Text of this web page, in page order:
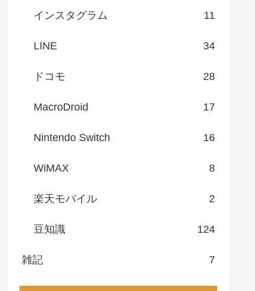
インスタグラム 11
LINE 34
ドコモ 28
MacroDroid 17
Nintendo Switch 16
WiMAX 8
楽天モバイル 2
豆知識 124
雑記 7